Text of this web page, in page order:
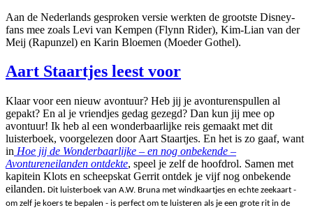
Aan de Nederlands gesproken versie werkten de grootste Disney-
fans mee zoals Levi van Kempen (Flynn Rider), Kim-Lian van der
Meij (Rapunzel) en Karin Bloemen (Moeder Gothel).
Aart Staartjes leest voor
Klaar voor een nieuw avontuur? Heb jij je avonturenspullen al
gepakt? En al je vriendjes gedag gezegd? Dan kun jij mee op
avontuur! Ik heb al een wonderbaarlijke reis gemaakt met dit
luisterboek, voorgelezen door Aart Staartjes. En het is zo gaaf, want
in Hoe jij de Wonderbaarlijke – en nog onbekende –
Avontureneilanden ontdekte, speel je zelf de hoofdrol. Samen met
kapitein Klots en scheepskat Gerrit ontdek je vijf nog onbekende
eilanden. Dit luisterboek van A.W. Bruna met windkaartjes en echte zeekaart -
om zelf je koers te bepalen - is perfect om te luisteren als je een grote rit in de